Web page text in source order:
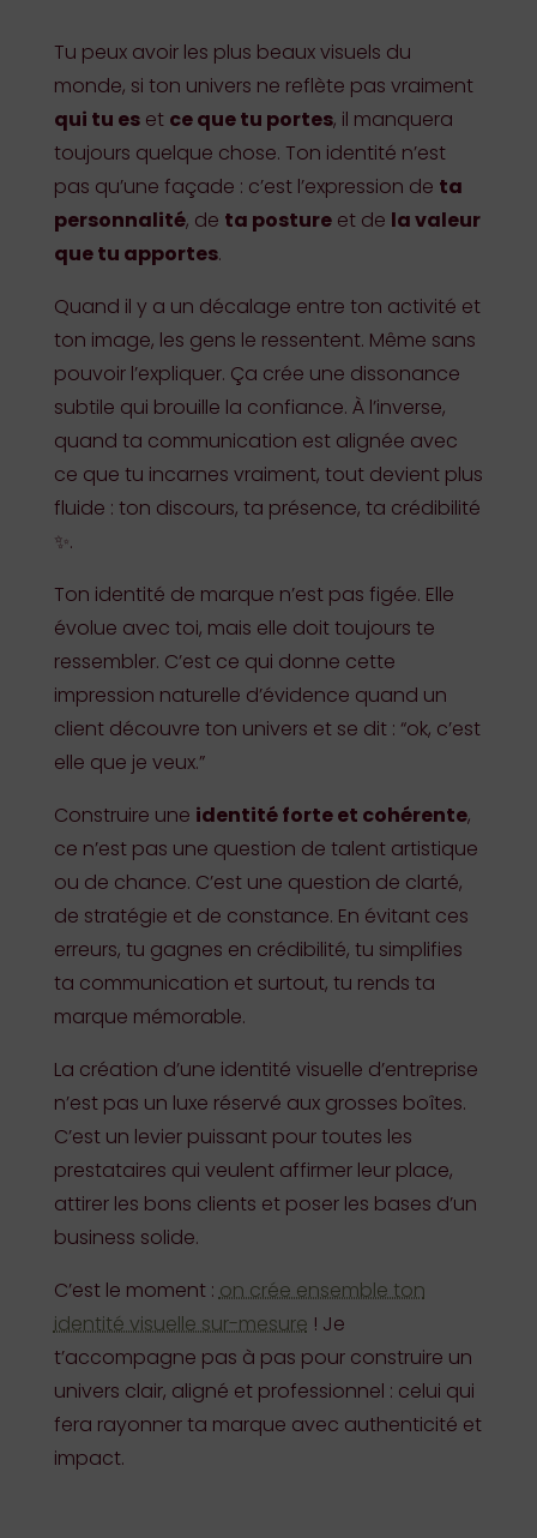
Tu peux avoir les plus beaux visuels du
monde, si ton univers ne reflète pas vraiment
qui tu eset ce que tu portes, il manquera
toujours quelque chose. Ton identité n’est
pas qu’une façade : c’est l’expression de ta
personnalité, de ta postureet de la valeur
que tu apportes.
Quand il y a un décalage entre ton activité et
ton image, les gens le ressentent. Même sans
pouvoir l’expliquer. Ça crée une dissonance
subtile qui brouille la confiance. À l’inverse,
quand ta communication est alignée avec
ce que tu incarnes vraiment, tout devient plus
fluide : ton discours, ta présence, ta crédibilité
✨.
Ton identité de marque n’est pas figée. Elle
évolue avec toi, mais elle doit toujours te
ressembler. C’est ce qui donne cette
impression naturelle d’évidence quand un
client découvre ton univers et se dit : “ok, c’est
elle que je veux.”
Construire une identité forte et cohérente,
ce n’est pas une question de talent artistique
ou de chance. C’est une question de clarté,
de stratégie et de constance. En évitant ces
erreurs, tu gagnes en crédibilité, tu simplifies
ta communication et surtout, tu rends ta
marque mémorable.
La création d’une identité visuelle d’entreprise
n’est pas un luxe réservé aux grosses boîtes.
C’est un levier puissant pour toutes les
prestataires qui veulent affirmer leur place,
attirer les bons clients et poser les bases d’un
business solide.
C’est le moment :on crée ensemble ton
identité visuelle sur-mesure ! Je
t’accompagne pas à pas pour construire un
univers clair, aligné et professionnel : celui qui
fera rayonner ta marque avec authenticité et
impact.